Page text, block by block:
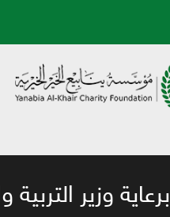
برعاية وزير